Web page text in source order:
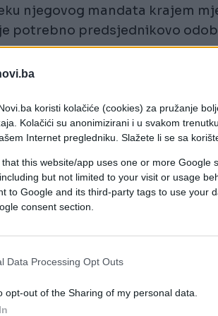
koristi kolačiće (cookies) za pružanje
Kolačići su anonimizirani i u svakom
Internet pregledniku. Slažete li se sa
that this website/app uses one or more Google
but not limited to your visit or usage
to Google and its third-party tags to use your
consent section.
Data Processing Opt Outs
opt-out of the Sharing of my personal data.
njegovog mandata krajem
potrebno predsjednikovo
u Izraelu
Amdura prvi slučaj u
te da predstavlja ozbiljno
i više hrvatskih diplomata
u Izraelu Veselu Mrđen
blokada imenovanja